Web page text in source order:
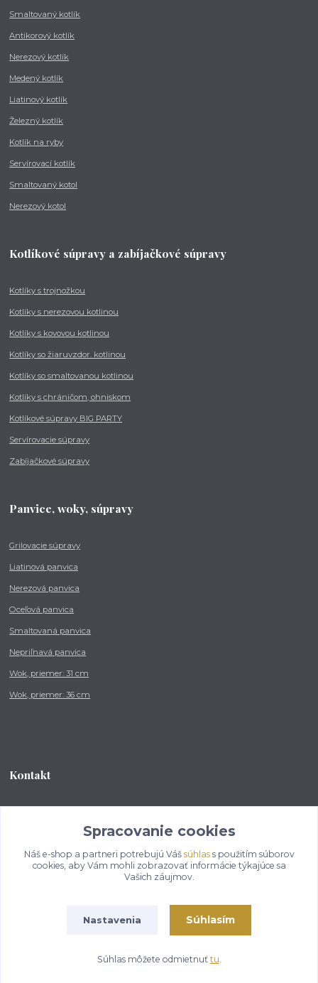
Smaltovaný kotlík
Antikorový kotlík
Nerezový kotlík
Medený kotlík
Liatinový kotlík
Železný kotlík
Kotlík na ryby
Servírovací kotlík
Smaltovaný kotol
Nerezový kotol
Kotlíkové súpravy a zabíjačkové súpravy
Kotlíky s trojnožkou
Kotlíky s nerezovou kotlinou
Kotlíky s kovovou kotlinou
Kotlíky so žiaruvzdor. kotlinou
Kotlíky so smaltovanou kotlinou
Kotlíky s chráničom, ohniskom
Kotlíkové súpravy BIG PARTY
Servírovacie súpravy
Zabíjačkové súpravy
Panvice, woky, súpravy
Grilovacie súpravy
Liatinová panvica
Nerezová panvica
Oceľová panvica
Smaltovaná panvica
Nepriľnavá panvica
Wok, priemer: 31 cm
Wok, priemer: 36 cm
Kontakt
od 8:00 - do 16:00 hod
info@kotlikovesupravy.sk
Vytvorené na
Eshop-rychlo.sk
Spracovanie cookies
Náš e-shop a partneri potrebujú Váš súhlass použitím súborov
cookies, aby Vám mohli zobrazovať informácie týkajúce sa
Vašich záujmov.
Nastavenia Súhlasím
Súhlas môžete odmietnuť tu